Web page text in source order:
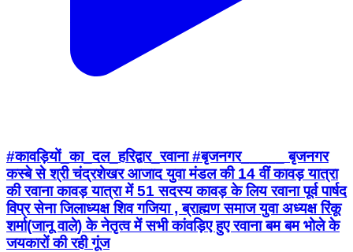
#कावड़ियों_का_दल_हरिद्वार_रवाना #बृजनगर_____ बृजनगर
कस्बे से श्री चंद्रशेखर आजाद युवा मंडल की 14 वीं कावड़ यात्रा
की रवाना कावड़ यात्रा में 51 सदस्य कावड़ के लिय रवाना पूर्व पार्षद
विप्र सेना जिलाध्यक्ष शिव गजिया , ब्राह्मण समाज युवा अध्यक्ष रिंकू
शर्मा(जानू वाले) के नेतृत्व में सभी कांवड़िए हुए रवाना बम बम भोले के
जयकारों की रही गूंज